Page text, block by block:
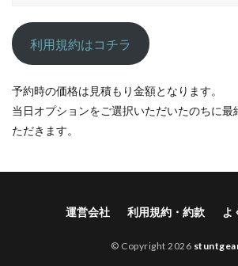
利用規約はコチラ
予約時の価格は見積もり金額となります。
当日オプションをご選択いただいたのちに最
ただきます。
運営会社 利用規約・約款 よ
© Copyright 2026